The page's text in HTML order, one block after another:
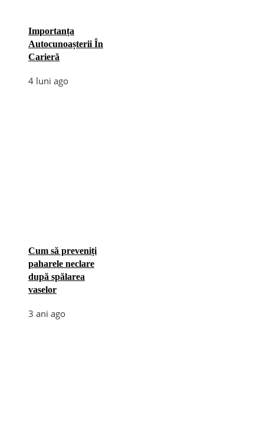
Importanța
Autocunoașterii În
Carieră
4 luni ago
Cum să preveniți
paharele neclare
după spălarea
vaselor
3 ani ago